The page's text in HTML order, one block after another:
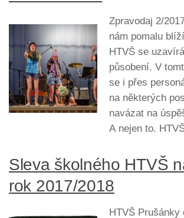
Zpravodaj 2/
nám pomalu
HTVŠ se
působení. V
se i přes
na některých
navázat na
A nejen to.
Sleva školného HTVŠ
rok 2017/2018
HTVŠ Prušánky